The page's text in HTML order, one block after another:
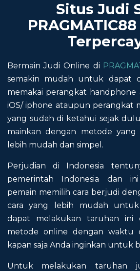
Situs Judi
Bermain Judi Online di
semakin mudah untuk dapat
memakai perangkat
iOS/ iphone ataupun perangkat
yang sudah di ketahui sejak
mainkan dengan metode yang
lebih mudah dan simpel.
Perjudian di Indonesia
pemerintah Indonesia dan
pemain memilih cara berjudi
cara yang lebih mudah untuk
dapat melakukan taruhan ini
metode online dengan waktu
kapan saja Anda inginkan untuk
Untuk melakukan taruhan